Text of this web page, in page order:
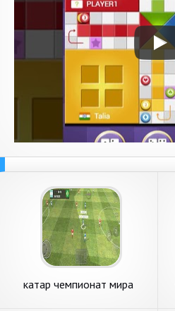
катар чемпионат мира